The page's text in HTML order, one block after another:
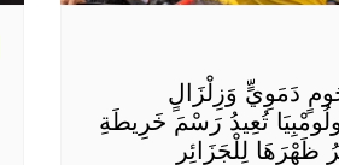
دَمَوِيٍّ وَزِلْزَالٍ
تُعِيدُ رَسْمَ خَرِيطَةِ
ظَهْرَهَا لِلْجَزَائِرِ